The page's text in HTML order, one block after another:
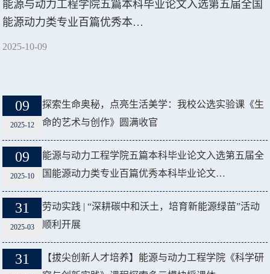
能源与动力工程学院五篇本科毕业论文入选第五届全国
能源动力类专业百篇优秀本…
2025-10-09
09
2025-12
探索生命奥秘，点亮生活美学：我校公选实验课《生
命的艺术与创作》圆满收官
09
2025-10
能源与动力工程学院五篇本科毕业论文入选第五届全
国能源动力类专业百篇优秀本科毕业论文…
31
2025-03
劳动实践 | “深耕碳中和沃土，培育新能源绿苗”活动
顺利开展
31
【拔尖创新人才培养】能源与动力工程学院《科学研